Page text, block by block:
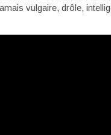
vulgaire, drôle,